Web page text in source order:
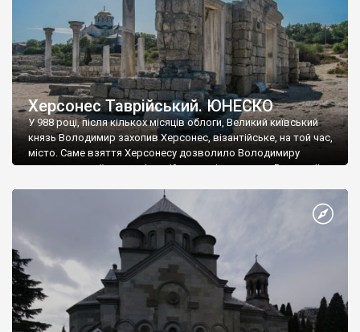
Херсонес Таврійський. ЮНЕСКО
У 988 році, після кількох місяців облоги, Великий київський
князь Володимир захопив Херсонес, візантійське, на той час,
місто. Саме взяття Херсонесу дозволило Володимиру
диктувати свої умови візантійському імператору Василю ІІ, та
Херсонесі Володимир-язичник, став Василем-християнином.
А потім було Хрещення Русі. На честь Херсонесу Таврійського